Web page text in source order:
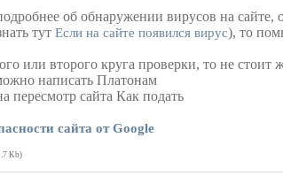
об обнаружении вирусов на
тут Если на сайте появился вирус), то
или второго круга проверки, то не стоит
написать Платонам
пересмотр сайта Как подать
сайта от Google
Kb)